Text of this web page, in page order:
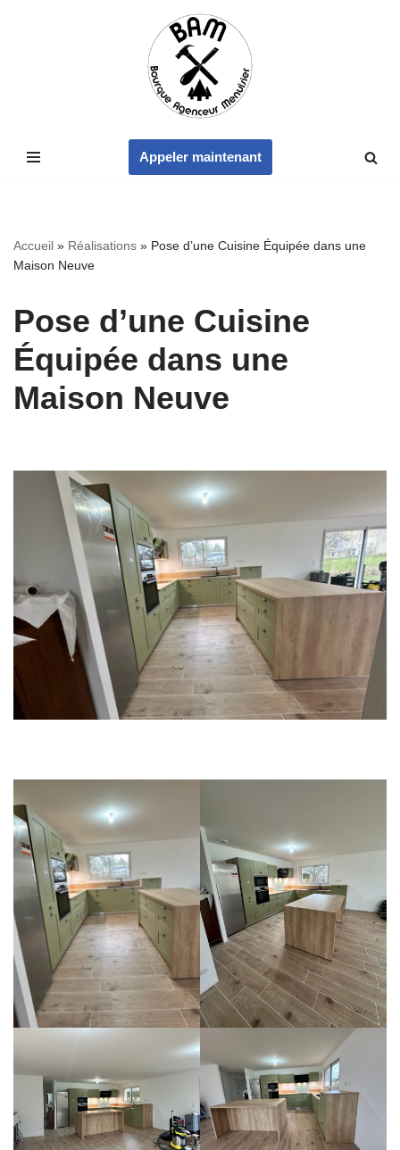
Appeler maintenant
Accueil » Réalisations » Pose d’une Cuisine Équipée dans une
Maison Neuve
Pose d’une Cuisine
Équipée dans une
Maison Neuve